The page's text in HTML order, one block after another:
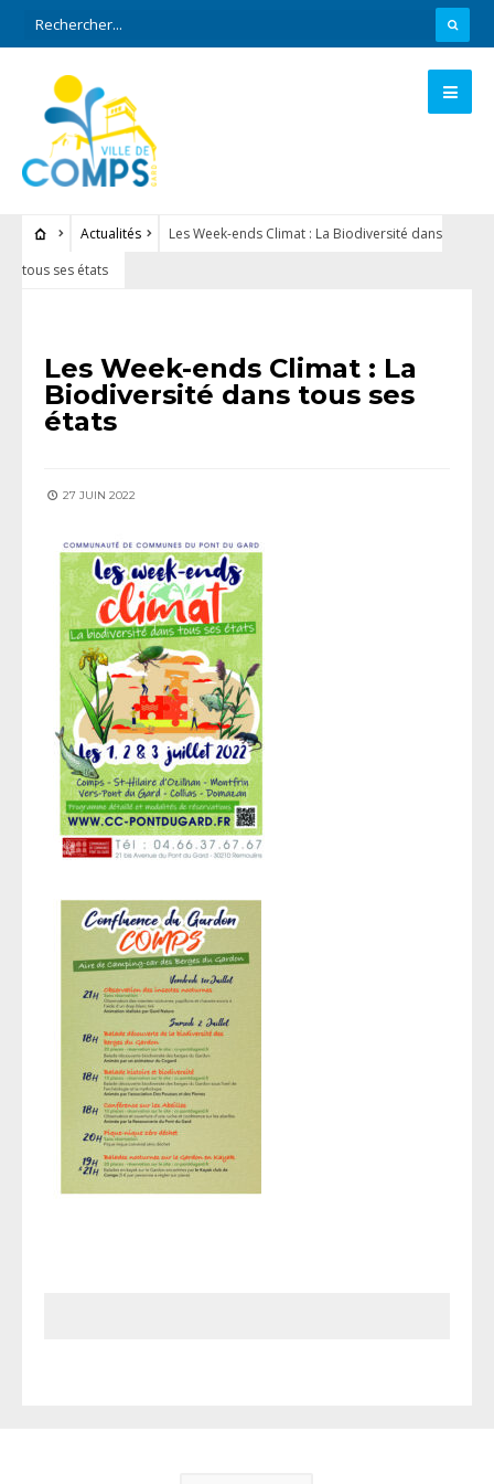
Actualités
Les Week-ends Climat : La Biodiversité dans
tous ses états
Les Week-ends Climat : La
Biodiversité dans tous ses
états
27 JUIN 2022